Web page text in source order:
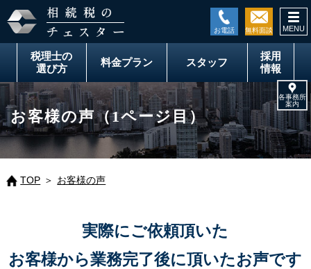
税理士の
選び方
料金プラン スタッフ
採用
情報
お客様の声（1ページ目）
TOP お客様の声
実際にご依頼頂いた
お客様から業務完了後に頂いたお声です